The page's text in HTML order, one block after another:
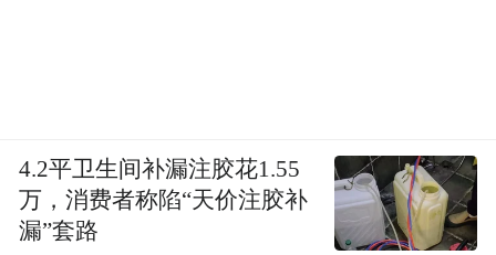
4.2平卫生间补漏注胶花1.55
万，消费者称陷“天价注胶补
漏”套路